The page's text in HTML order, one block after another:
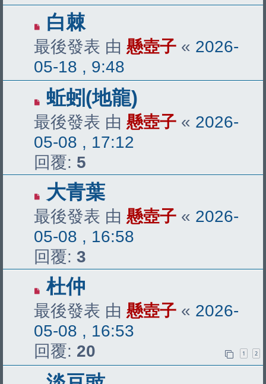
白棘
最後發表 由 懸壺子 « 2026-
05-18 , 9:48
蚯蚓(地龍)
最後發表 由 懸壺子 « 2026-
05-08 , 17:12
回覆: 5
大青葉
最後發表 由 懸壺子 « 2026-
05-08 , 16:58
回覆: 3
杜仲
最後發表 由 懸壺子 « 2026-
05-08 , 16:53
回覆: 20 1 2